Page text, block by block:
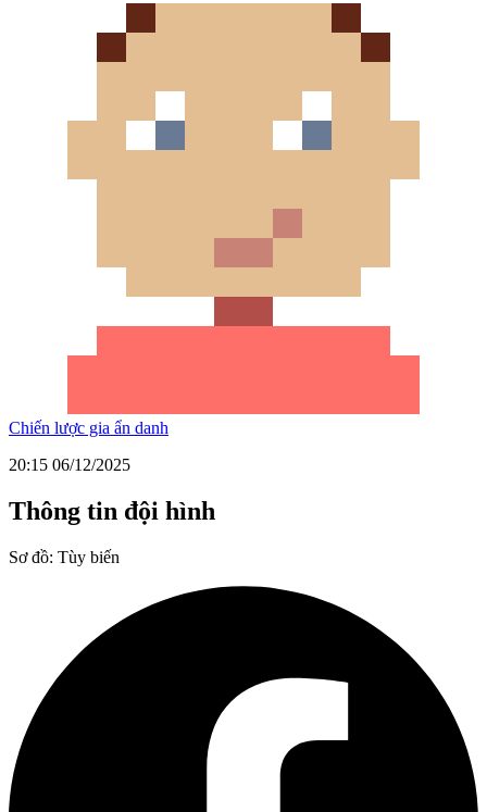
Chiến lược gia ẩn danh
20:15 06/12/2025
Thông tin đội hình
Sơ đồ: Tùy biến